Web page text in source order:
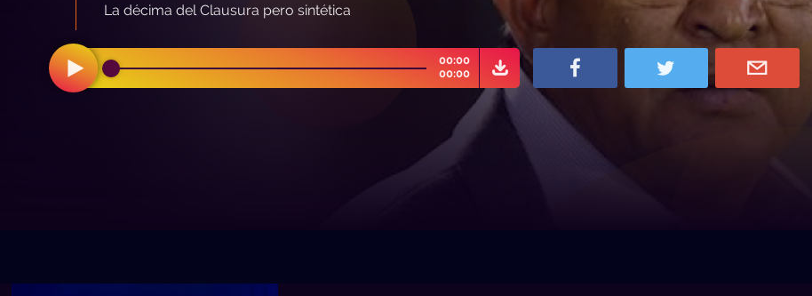
La décima del Clausura pero sintética
00:00
00:00